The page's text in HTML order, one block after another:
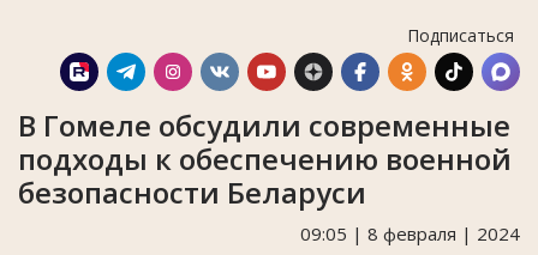
Подписаться
В Гомеле обсудили современные
подходы к обеспечению военной
безопасности Беларуси
09:05 | 8 февраля | 2024